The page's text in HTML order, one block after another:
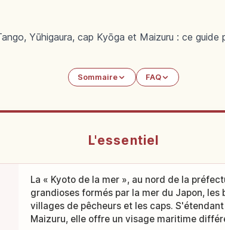
Yūhigaura, cap Kyōga et Maizuru : ce guide
Sommaire FAQ
L'essentiel
La « Kyoto de la mer », au nord de la
grandioses formés par la mer du Japon, les
villages de pêcheurs et les caps.
Maizuru, elle offre un visage maritime